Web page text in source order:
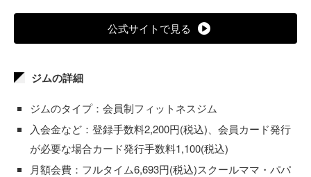
公式サイトで見る
ジムの詳細
ジムのタイプ：会員制フィットネスジム
入会金など：登録手数料2,200円(税込)、会員カード発行
が必要な場合カード発行手数料1,100(税込)
月額会費：フルタイム6,693円(税込)スクールママ・パパ